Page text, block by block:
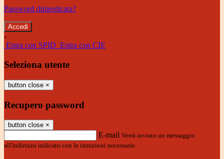
Password dimenticata?
-
Entra con SPID Entra con CIE
Seleziona utente
button close ×
Recupero password
button close ×
E-mail Verrà inviato un messaggio
all'indirizzo indicato con le istruzioni necessarie.